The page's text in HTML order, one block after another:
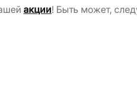
акции! Быть может,